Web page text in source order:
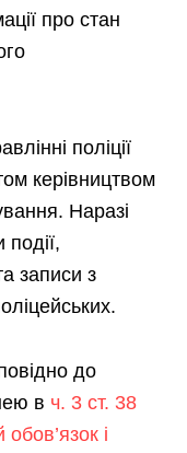
про стан
поліції
керівництвом
Наразі
записи з
до
в ч. 3 ст. 38
і